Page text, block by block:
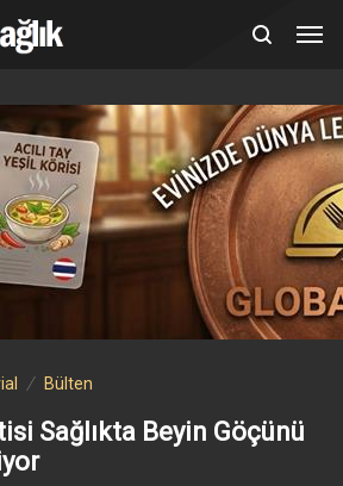
Bülten
Sağlıkta Beyin Göçünü